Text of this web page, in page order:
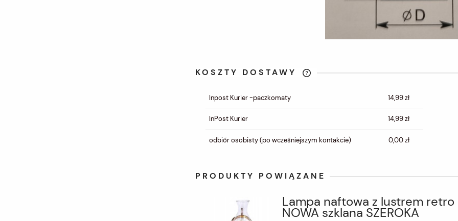
KOSZTY DOSTAWY
CENA NIE ZAWIERA
Inpost Kurier -paczkomaty 14,99 zł
InPost Kurier 14,99 zł
odbiór osobisty(po wcześniejszym kontakcie) 0,00 zł
PRODUKTY POWIĄZANE
Lampa naftowa z lustrem retro
NOWA szklana SZEROKA